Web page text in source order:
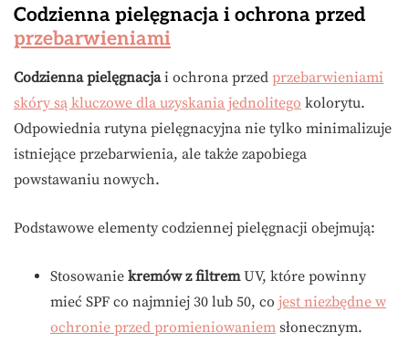
Codzienna pielęgnacja i ochrona przed
przebarwieniami
Codzienna pielęgnacjai ochrona przed przebarwieniami
skóry są kluczowe dla uzyskania jednolitego kolorytu.
Odpowiednia rutyna pielęgnacyjna nie tylko minimalizuje
istniejące przebarwienia, ale także zapobiega
powstawaniu nowych.
Podstawowe elementy codziennej pielęgnacji obejmują:
Stosowanie kremów z filtremUV, które powinny
mieć SPF co najmniej 30 lub 50, co jest niezbędne w
ochronie przed promieniowaniem słonecznym.